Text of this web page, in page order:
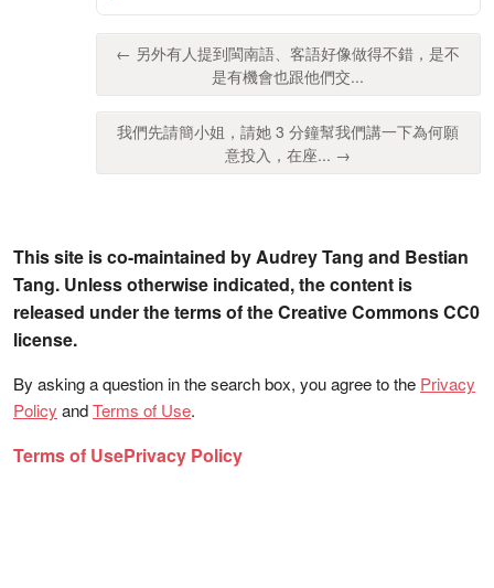
← 另外有人提到閩南語、客語好像做得不錯，是不
是有機會也跟他們交...
我們先請簡小姐，請她 3 分鐘幫我們講一下為何願
意投入，在座... →
This site is co-maintained by Audrey Tang and Bestian
Tang. Unless otherwise indicated, the content is
released under the terms of the Creative Commons CC0
license.
By asking a question in the search box, you agree to the Privacy
Policy andTerms of Use.
Terms of UsePrivacy Policy